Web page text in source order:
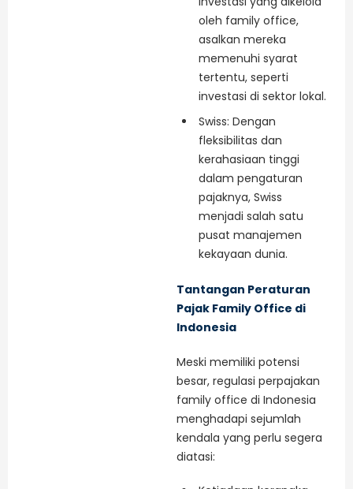
oleh family office,
asalkan mereka
memenuhi syarat
tertentu, seperti
investasi di sektor lokal.
Swiss: Dengan
fleksibilitas dan
kerahasiaan tinggi
dalam pengaturan
pajaknya, Swiss
menjadi salah satu
pusat manajemen
kekayaan dunia.
Tantangan Peraturan
Pajak Family Office di
Indonesia
Meski memiliki potensi
besar, regulasi perpajakan
family office di Indonesia
menghadapi sejumlah
kendala yang perlu segera
diatasi: